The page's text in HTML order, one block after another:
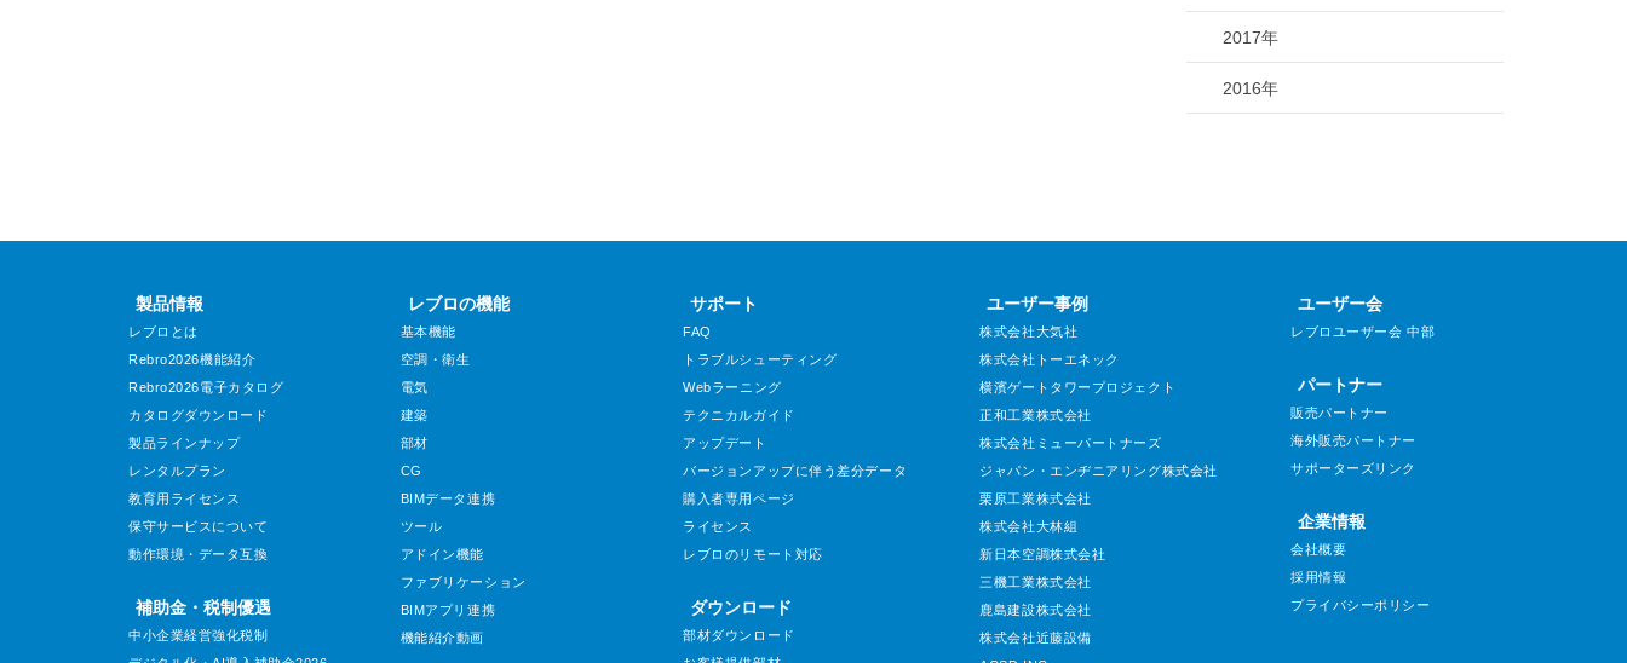
2017年
2016年
製品情報
レブロとは
Rebro2026機能紹介
Rebro2026電子カタログ
カタログダウンロード
製品ラインナップ
レンタルプラン
教育用ライセンス
保守サービスについて
動作環境・データ互換
補助金・税制優遇
中小企業経営強化税制
レブロの機能
基本機能
空調・衛生
電気
建築
部材
CG
BIMデータ連携
ツール
アドイン機能
ファブリケーション
BIMアプリ連携
機能紹介動画
サポート
FAQ
トラブルシューティング
Webラーニング
テクニカルガイド
アップデート
バージョンアップに伴う差分データ
購入者専用ページ
ライセンス
レブロのリモート対応
ダウンロード
部材ダウンロード
ユーザー事例
株式会社大気社
株式会社トーエネック
横濱ゲートタワープロジェクト
正和工業株式会社
株式会社ミューパートナーズ
ジャパン・エンヂニアリング株式会社
栗原工業株式会社
株式会社大林組
新日本空調株式会社
三機工業株式会社
鹿島建設株式会社
株式会社近藤設備
ユーザー会
レブロユーザー会 中部
パートナー
販売パートナー
海外販売パートナー
サポーターズリンク
企業情報
会社概要
採用情報
プライバシーポリシー